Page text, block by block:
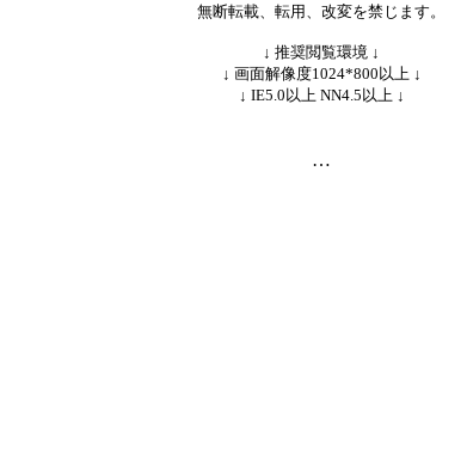
無断転載、転用、改変を禁じます。
↓ 推奨閲覧環境 ↓
↓ 画面解像度1024*800以上 ↓
↓ IE5.0以上 NN4.5以上 ↓
…